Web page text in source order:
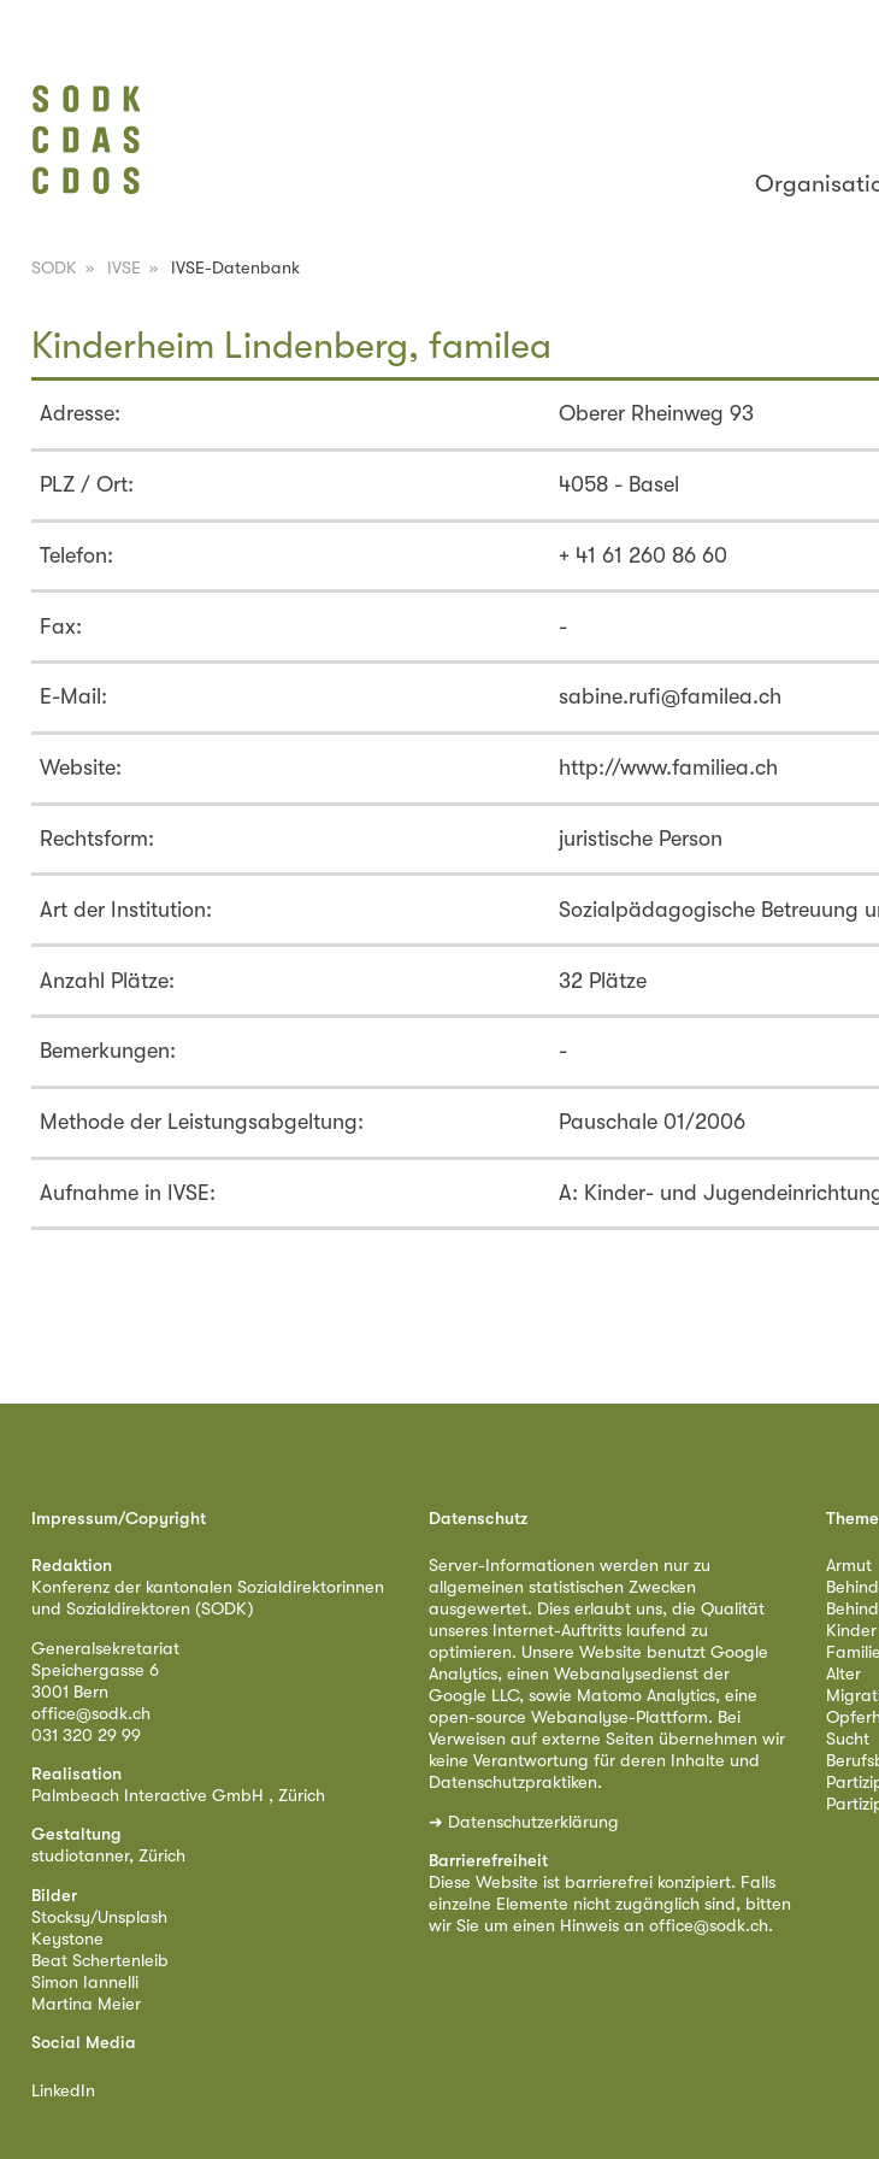
SODK » IVSE » IVSE-Datenbank
Kinderheim Lindenberg, familea
Adresse: Oberer Rheinweg 93
PLZ / Ort: 4058 - Basel
Telefon: + 41 61 260 86 60
Fax: -
E-Mail: sabine.rufi@familea.ch
Website: http://www.familiea.ch
Rechtsform: juristische Person
Art der Institution: Sozialpädagogische Betreuung
Anzahl Plätze: 32 Plätze
Bemerkungen: -
Methode der Leistungsabgeltung: Pauschale 01/2006
Aufnahme in IVSE: A: Kinder- und
Impressum/Copyright
Redaktion
Konferenz der kantonalen Sozialdirektorinnen
und Sozialdirektoren (SODK)
Generalsekretariat
Speichergasse 6
3001 Bern
office@sodk.ch
031 320 29 99
Realisation
Palmbeach Interactive GmbH , Zürich
Gestaltung
studiotanner, Zürich
Bilder
Stocksy/Unsplash
Keystone
Beat Schertenleib
Simon Iannelli
Martina Meier
Datenschutz
Server-Informationen werden nur zu
allgemeinen statistischen Zwecken
ausgewertet. Dies erlaubt uns, die Qualität
unseres Internet-Auftritts laufend zu
optimieren. Unsere Website benutzt Google
Analytics, einen Webanalysedienst der
Google LLC, sowie Matomo Analytics, eine
open-source Webanalyse-Plattform. Bei
Verweisen auf externe Seiten übernehmen wir
keine Verantwortung für deren Inhalte und
Datenschutzpraktiken.
➜ Datenschutzerklärung
Barrierefreiheit
Diese Website ist barrierefrei konzipiert. Falls
einzelne Elemente nicht zugänglich sind, bitten
wir Sie um einen Hinweis anoffice@sodk.ch.
Armut
Alter
Sucht
Social Media
LinkedIn